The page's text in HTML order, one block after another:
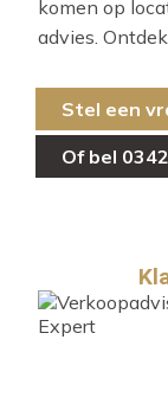
komen op
advies.
Stel een
Of bel